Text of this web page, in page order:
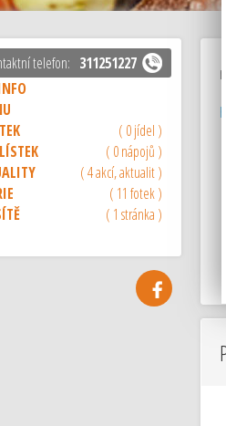
telefon: 311251227
( 0 jídel )
( 0 nápojů )
( 4 akcí, aktualit )
( 11 fotek )
( 1 stránka )